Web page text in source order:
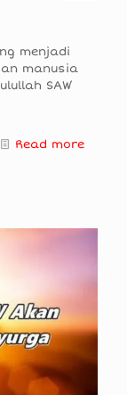
menjadi
manusia
SAW
Read more